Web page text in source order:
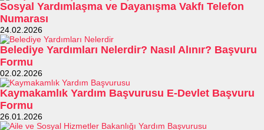
Sosyal Yardımlaşma ve Dayanışma Vakfı Telefon
Numarası
24.02.2026
Belediye Yardımları Nelerdir? Nasıl Alınır? Başvuru
Formu
02.02.2026
Kaymakamlık Yardım Başvurusu E-Devlet Başvuru
Formu
26.01.2026